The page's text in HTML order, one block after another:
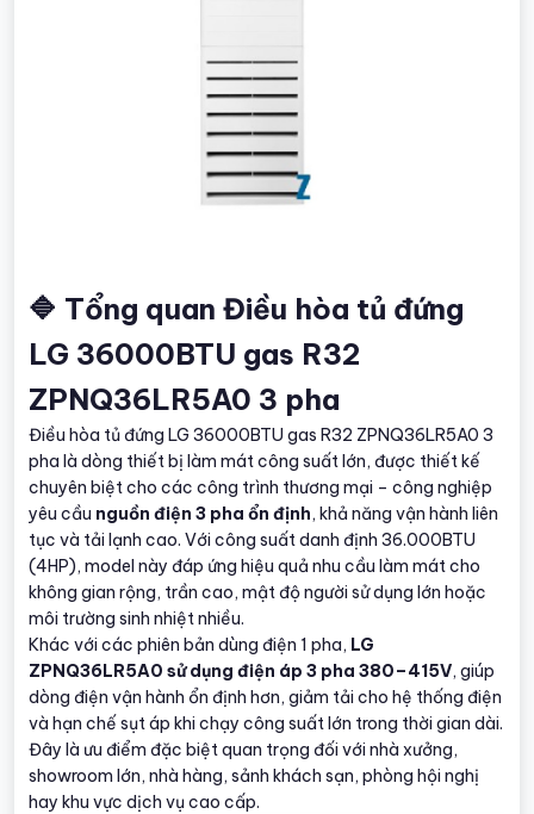
🔷 Tổng quan Điều hòa tủ đứng
LG 36000BTU gas R32
ZPNQ36LR5A0 3 pha
Điều hòa tủ đứng LG 36000BTU gas R32 ZPNQ36LR5A0 3
pha là dòng thiết bị làm mát công suất lớn, được thiết kế
chuyên biệt cho các công trình thương mại – công nghiệp
yêu cầu nguồn điện 3 pha ổn định, khả năng vận hành liên
tục và tải lạnh cao. Với công suất danh định 36.000BTU
(4HP), model này đáp ứng hiệu quả nhu cầu làm mát cho
không gian rộng, trần cao, mật độ người sử dụng lớn hoặc
môi trường sinh nhiệt nhiều.
Khác với các phiên bản dùng điện 1 pha, LG
ZPNQ36LR5A0 sử dụng điện áp 3 pha 380–415V, giúp
dòng điện vận hành ổn định hơn, giảm tải cho hệ thống điện
và hạn chế sụt áp khi chạy công suất lớn trong thời gian dài.
Đây là ưu điểm đặc biệt quan trọng đối với nhà xưởng,
showroom lớn, nhà hàng, sảnh khách sạn, phòng hội nghị
hay khu vực dịch vụ cao cấp.